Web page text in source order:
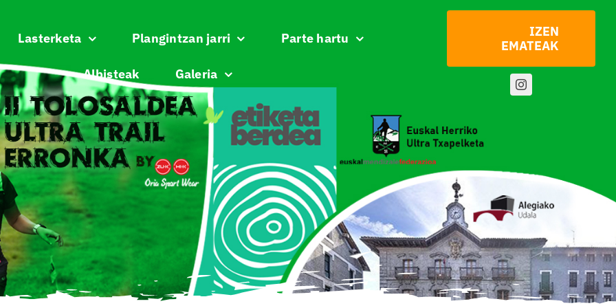
Lasterketa Plangintzan jarri Parte hartu
Albisteak Galeria
IZEN
EMATEAK